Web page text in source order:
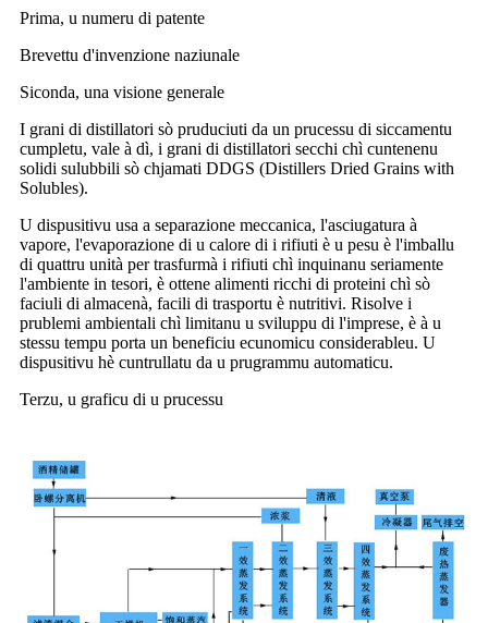
Prima, u numeru di patente
Brevettu d'invenzione naziunale
Siconda, una visione generale
I grani di distillatori sò pruduciuti da un prucessu di siccamentu
cumpletu, vale à dì, i grani di distillatori secchi chì cuntenenu
solidi sulubbili sò chjamati DDGS (Distillers Dried Grains with
Solubles).
U dispusitivu usa a separazione meccanica, l'asciugatura à
vapore, l'evaporazione di u calore di i rifiuti è u pesu è l'imballu
di quattru unità per trasfurmà i rifiuti chì inquinanu seriamente
l'ambiente in tesori, è ottene alimenti ricchi di proteini chì sò
faciuli di almacenà, facili di trasportu è nutritivi. Risolve i
prublemi ambientali chì limitanu u sviluppu di l'imprese, è à u
stessu tempu porta un beneficiu ecunomicu considerableu. U
dispusitivu hè cuntrullatu da u prugrammu automaticu.
Terzu, u graficu di u prucessu